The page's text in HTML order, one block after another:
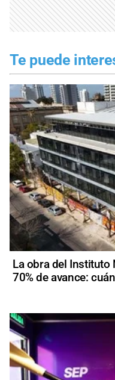
Te puede
La obra del Instituto
70% de avance: